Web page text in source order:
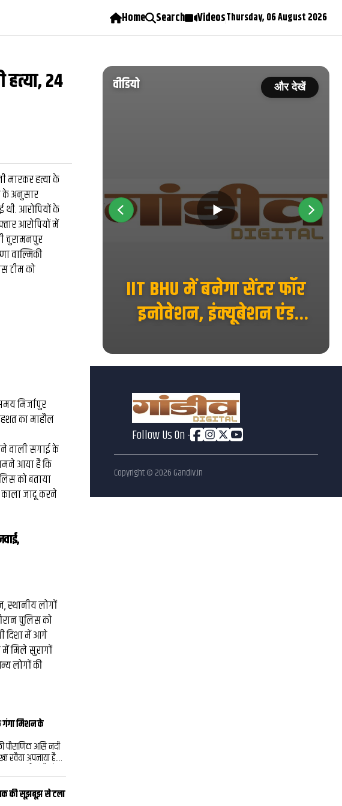
Home Search VideosThursday, 06 August 2026
24
मारकर हत्या के
के अनुसार
थी. आरोपियों के
आरोपियों में
चुरामनपुर
वाल्मिकी
टीम को
मिर्जापुर
का माहौल
वाली सगाई के
आया है कि
को बताया
जादू करने
स्थानीय लोगों
पुलिस को
दिशा में आगे
में मिले सुरागों
लोगों की
गंगा मिशन के
पौराणिक असि नदी
रवैया अपनाया है.
नाले की श्रेणी में
से जवाब दिया गया,
और देखें
दिखाया
वीडियो और देखें
IIT BHU में बनेगा सेंटर फॉर
इनोवेशन, इंक्यूबेशन एंड
मिलेगा नया मंच...
Follow Us On -
Copyright © 2026 Gandiv.in